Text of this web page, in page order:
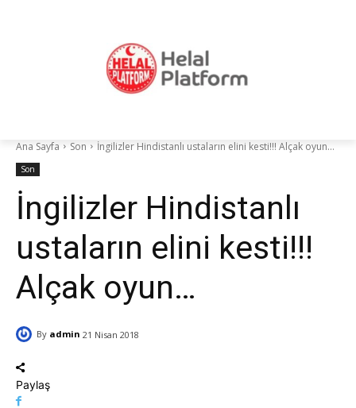
Ana Sayfa Son İngilizler Hindistanlı ustaların elini kesti!!! Alçak oyun…
Son
İngilizler Hindistanlı
ustaların elini kesti!!!
Alçak oyun…
By admin 21 Nisan 2018
Paylaş